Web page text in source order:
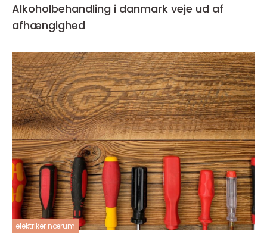
Alkoholbehandling i danmark veje ud af
afhængighed
elektriker nærum